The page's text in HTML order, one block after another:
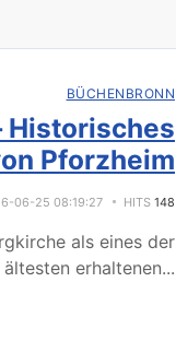
BÜCHENBRONN
Historisches
Pforzheim
06-25 08:19:27 HITS 148
als eines der
ältesten erhaltenen...